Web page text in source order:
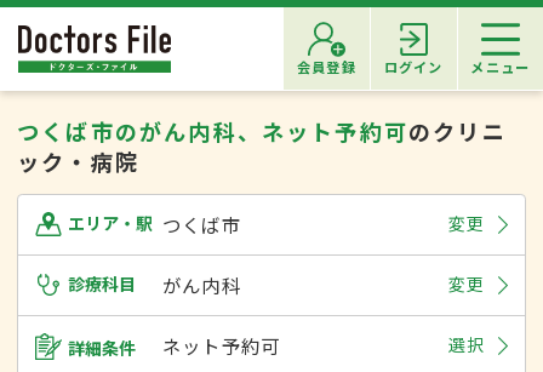
会員登録 ログイン メニュー
つくば市のがん内科、ネット予約可のクリニ
ック・病院
エリア・駅 つくば市 変更
診療科目 がん内科 変更
詳細条件 ネット予約可 選択